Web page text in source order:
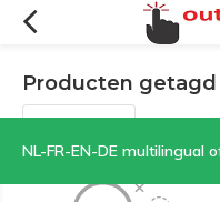
NL-FR-EN-DE multilingual official
Producten getagd
Filters